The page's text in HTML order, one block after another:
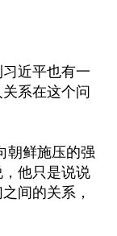
近平也有一
系在这个问
朝鲜施压的强
他只是说说
间的关系，